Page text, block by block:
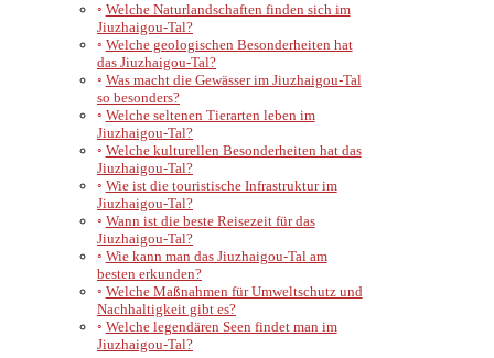
Welche Naturlandschaften finden sich im
Jiuzhaigou-Tal?
Welche geologischen Besonderheiten hat
das Jiuzhaigou-Tal?
Was macht die Gewässer im Jiuzhaigou-Tal
so besonders?
Welche seltenen Tierarten leben im
Jiuzhaigou-Tal?
Welche kulturellen Besonderheiten hat das
Jiuzhaigou-Tal?
Wie ist die touristische Infrastruktur im
Jiuzhaigou-Tal?
Wann ist die beste Reisezeit für das
Jiuzhaigou-Tal?
Wie kann man das Jiuzhaigou-Tal am
besten erkunden?
Welche Maßnahmen für Umweltschutz und
Nachhaltigkeit gibt es?
Welche legendären Seen findet man im
Jiuzhaigou-Tal?